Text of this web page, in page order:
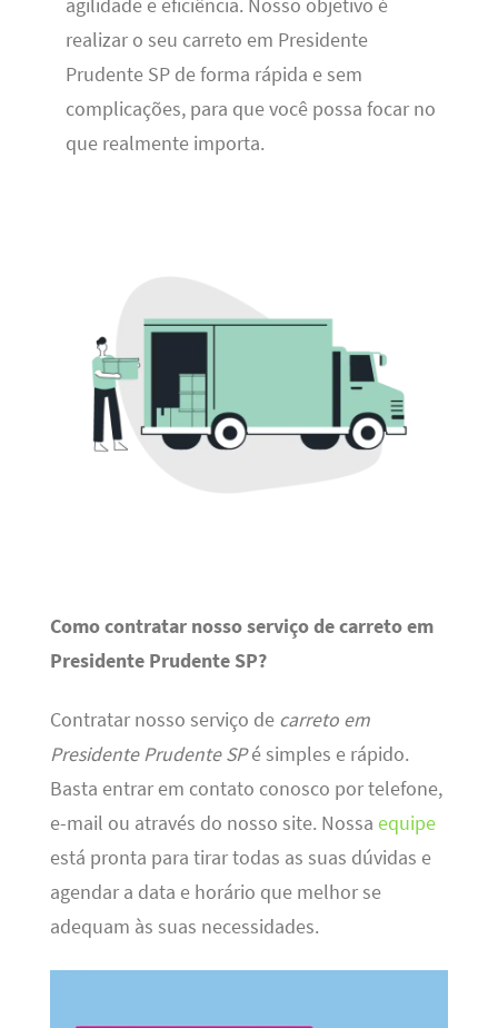
agilidade e eficiência. Nosso objetivo é
realizar o seu carreto em Presidente
Prudente SP de forma rápida e sem
complicações, para que você possa focar no
que realmente importa.
Como contratar nosso serviço de carreto em
Presidente Prudente SP?
Contratar nosso serviço de carreto em
Presidente Prudente SPé simples e rápido.
Basta entrar em contato conosco por telefone,
e-mail ou através do nosso site. Nossa equipe
está pronta para tirar todas as suas dúvidas e
agendar a data e horário que melhor se
adequam às suas necessidades.